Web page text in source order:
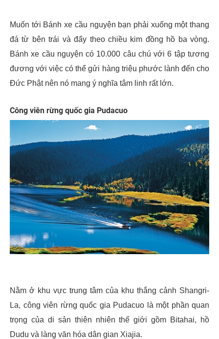
Muốn tới Bánh xe cầu nguyện bạn phải xuống một thang
đá từ bên trái và đẩy theo chiều kim đồng hồ ba vòng.
Bánh xe cầu nguyện có 10.000 câu chú với 6 tập tương
đương với việc có thể gửi hàng triệu phước lành đến cho
Đức Phật nên nó mang ý nghĩa tâm linh rất lớn.
Công viên rừng quốc gia Pudacuo
Nằm ở khu vực trung tâm của khu thắng cảnh Shangri-
La, công viên rừng quốc gia Pudacuo là một phần quan
trọng của di sản thiên nhiên thế giới gồm Bitahai, hồ
Dudu và làng văn hóa dân gian Xiajia.